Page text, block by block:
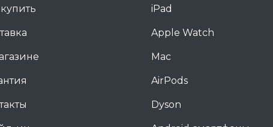
iPad
Apple Watch
Mac
AirPods
Dyson